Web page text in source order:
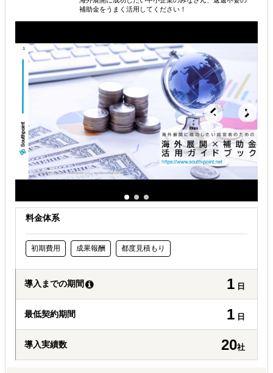
海外進出コンサルティング
どの国に進出するべきか決めたい
自社事業に最適な進出形態を知りたい
自社商材の現地でのニーズを知りたい
補助金をうまく活用してください！
料金体系
初期費用 成果報酬 都度見積もり
導入までの期間 1 日
最低契約期間 1 日
導入実績数 20社